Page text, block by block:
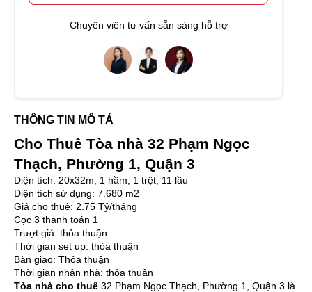
Chuyên viên tư vấn sẵn sàng hỗ trợ
THÔNG TIN MÔ TẢ
Cho Thuê Tòa nhà 32 Phạm Ngọc
Thạch, Phường 1, Quận 3
Diện tích: 20x32m, 1 hầm, 1 trệt, 11 lầu
Diện tích sử dụng: 7.680 m2
Giá cho thuê: 2.75 Tỷ/tháng
Cọc 3 thanh toán 1
Trượt giá: thỏa thuận
Thời gian set up: thỏa thuận
Bàn giao: Thỏa thuận
Thời gian nhận nhà: thỏa thuận
Tòa nhà cho thuê 32 Phạm Ngọc Thạch, Phường 1, Quận 3 là